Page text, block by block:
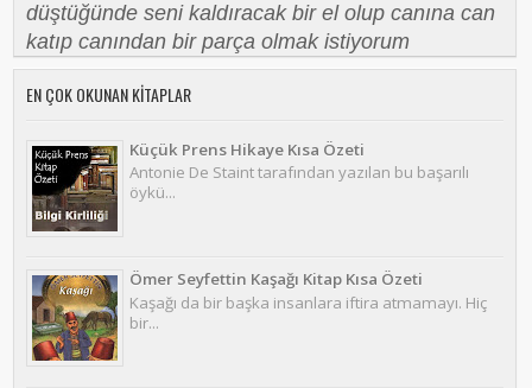
düştüğünde seni kaldıracak bir el olup canına can
katıp canından bir parça olmak istiyorum
EN ÇOK OKUNAN KITAPLAR
Küçük Prens Hikaye Kısa Özeti
Antonie De Staint tarafından yazılan bu başarılı
öykü...
Ömer Seyfettin Kaşağı Kitap Kısa Özeti
Kaşağı da bir başka insanlara iftira atmamayı. Hiç
bir...